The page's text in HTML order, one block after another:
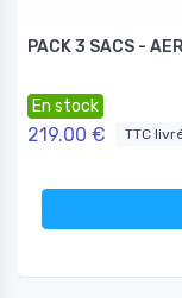
PACK 3 SACS -
En stock
219.00 € TTC